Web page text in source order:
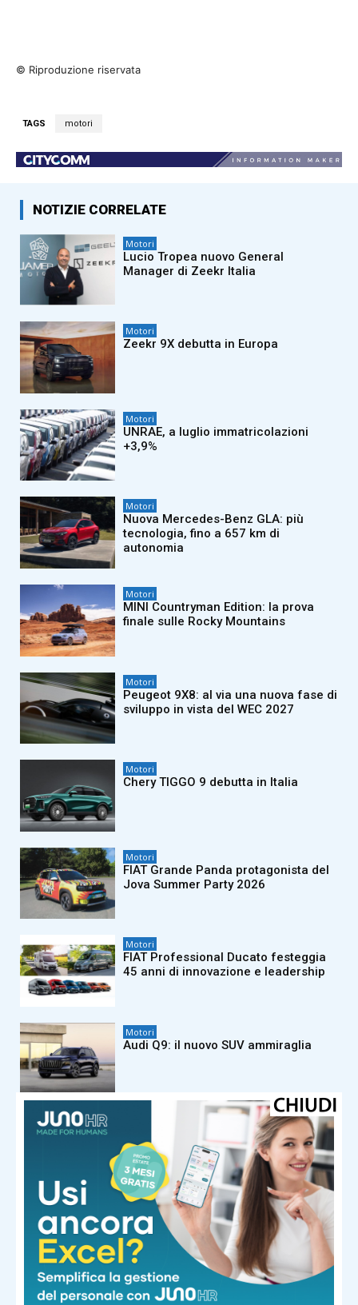
© Riproduzione riservata
TAGS motori
NOTIZIE CORRELATE
Motori
Lucio Tropea nuovo General
Manager di Zeekr Italia
Motori
Zeekr 9X debutta in Europa
Motori
UNRAE, a luglio immatricolazioni
+3,9%
Motori
Nuova Mercedes-Benz GLA: più
tecnologia, fino a 657 km di
autonomia
Motori
MINI Countryman Edition: la prova
finale sulle Rocky Mountains
Motori
Peugeot 9X8: al via una nuova fase di
sviluppo in vista del WEC 2027
Motori
Chery TIGGO 9 debutta in Italia
Motori
FIAT Grande Panda protagonista del
Jova Summer Party 2026
Motori
FIAT Professional Ducato festeggia
45 anni di innovazione e leadership
Motori
Audi Q9: il nuovo SUV ammiraglia
Mercedes-Benz Marco Polo: il
camper premium diventa ancora più
intelligente
Opel Corsa GSE: la hot hatch elettrica
da 281 CV
Carica altri